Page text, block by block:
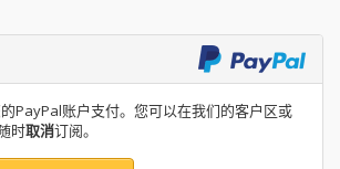
PayPal账户支付。您可以在我们的客户区或
时取消订阅。